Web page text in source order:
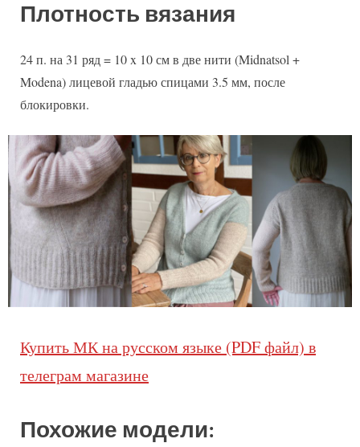
Плотность вязания
24 п. на 31 ряд = 10 x 10 см в две нити (Midnatsol +
Modena) лицевой гладью спицами 3.5 мм, после
блокировки.
Купить МК на русском языке (PDF файл) в
телеграм магазине
Похожие модели: